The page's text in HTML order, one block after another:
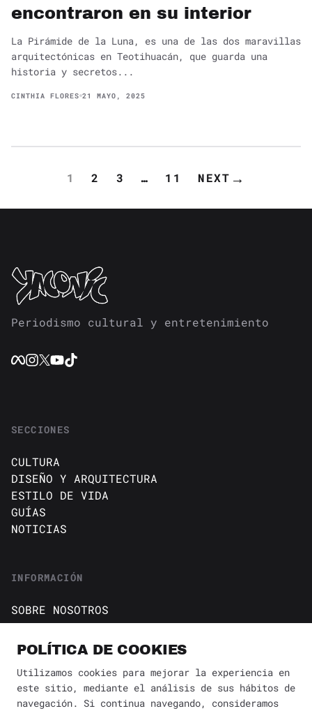
encontraron en su interior
La Pirámide de la Luna, es una de las dos maravillas
arquitectónicas en Teotihuacán, que guarda una
historia y secretos...
CINTHIA FLORES 21 MAYO, 2025
PAGINACIÓN
1 2 3 … 11 NEXT →
Periodismo cultural y entretenimiento
SECCIONES
CULTURA
DISEÑO Y ARQUITECTURA
ESTILO DE VIDA
GUÍAS
NOTICIAS
INFORMACIÓN
SOBRE NOSOTROS
CONTACTO
Política de cookies
BÚSQUEDA
POLÍTICA DE COOKIES
Utilizamos cookies para mejorar la experiencia en
este sitio, mediante el análisis de sus hábitos de
navegación. Si continua navegando, consideramos